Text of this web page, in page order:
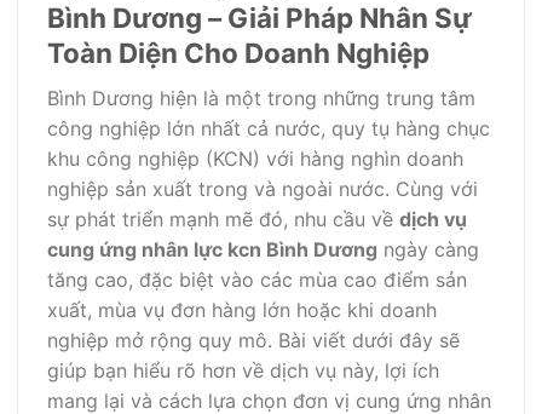
Bình Dương – Giải Pháp Nhân Sự
Toàn Diện Cho Doanh Nghiệp
Bình Dương hiện là một trong những trung tâm
công nghiệp lớn nhất cả nước, quy tụ hàng chục
khu công nghiệp (KCN) với hàng nghìn doanh
nghiệp sản xuất trong và ngoài nước. Cùng với
sự phát triển mạnh mẽ đó, nhu cầu về dịch vụ
cung ứng nhân lực kcn Bình Dương ngày càng
tăng cao, đặc biệt vào các mùa cao điểm sản
xuất, mùa vụ đơn hàng lớn hoặc khi doanh
nghiệp mở rộng quy mô. Bài viết dưới đây sẽ
giúp bạn hiểu rõ hơn về dịch vụ này, lợi ích
mang lại và cách lựa chọn đơn vị cung ứng nhân